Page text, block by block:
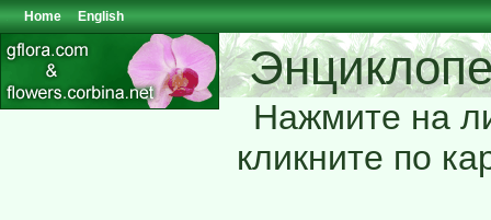
Home English
Нажмите на
кликните по